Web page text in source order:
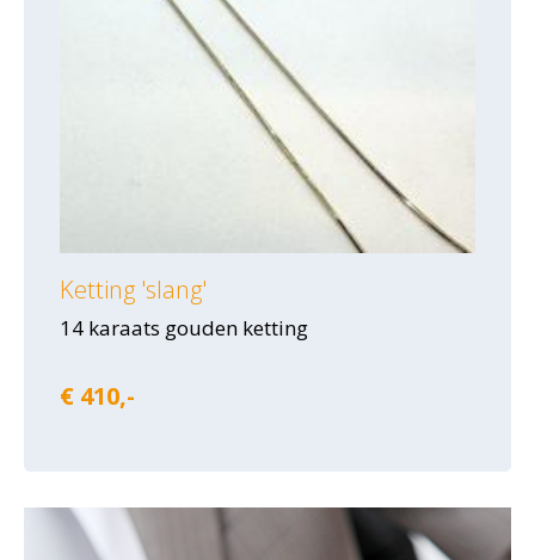
Ketting 'slang'
14 karaats gouden ketting
€ 410,-